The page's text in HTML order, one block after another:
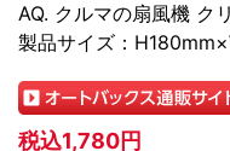
AQ. クルマの扇風機 ク
製品サイズ：
税込1,780円